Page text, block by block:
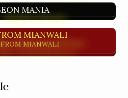
MANIA
MIANWALI
MIANWALI